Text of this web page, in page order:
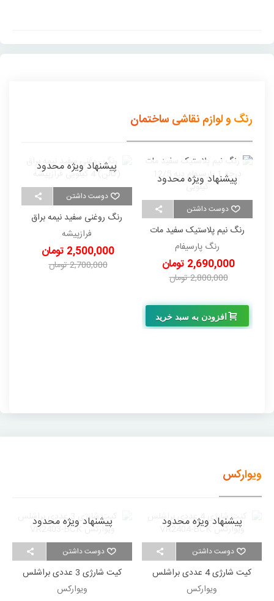
رنگ و لوازم نقاشی ساختمان
دوست داشتن
پیشنهاد ویژه محدود
رنگ نیم پلاستیک سفید مات
کیلویی
رنگ پارسیفام
2,690,000 تومان
2,800,000 تومان
افزودن به سبد خرید
دوست داشتن
پیشنهاد ویژه محدود
رنگ روغنی سفید نیمه براق
فرازپیشه
2,500,000 تومان
2,700,000 تومان
ویوارکس
دوست داشتن
پیشنهاد ویژه محدود
کیت شارژی 4 عددی براشلس
ویوارکس VR2404-BCKویوارکس
دوست داشتن
پیشنهاد ویژه محدود
کیت شارژی 3 عددی براشلس
ویوارکس VR2403-BCKویوارکس